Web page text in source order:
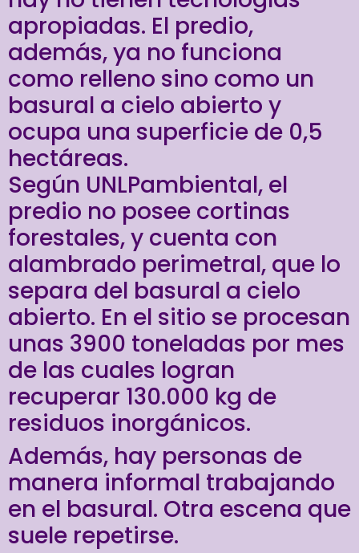
apropiadas. El predio,
además, ya no funciona
como relleno sino como un
basural a cielo abierto y
ocupa una superficie de 0,5
hectáreas.
Según UNLPambiental, el
predio no posee cortinas
forestales, y cuenta con
alambrado perimetral, que lo
separa del basural a cielo
abierto. En el sitio se procesan
unas 3900 toneladas por mes
de las cuales logran
recuperar 130.000 kg de
residuos inorgánicos.
Además, hay personas de
manera informal trabajando
en el basural. Otra escena que
suele repetirse.